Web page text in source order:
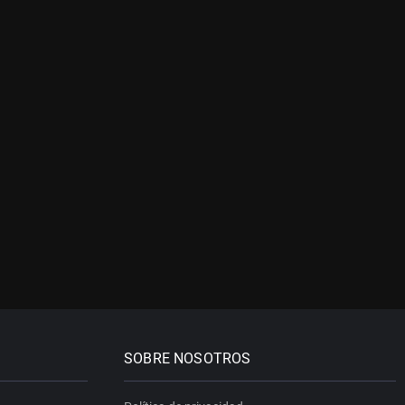
SOBRE NOSOTROS